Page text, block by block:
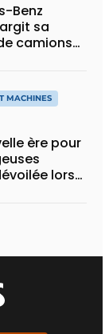
Benz
sa
camions
MACHINES
ère pour
lors